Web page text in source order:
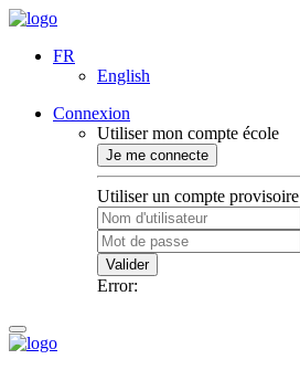
FR
English
Connexion
Utiliser mon compte école
Je me connecte
Utiliser un compte provisoire
Valider
Error: